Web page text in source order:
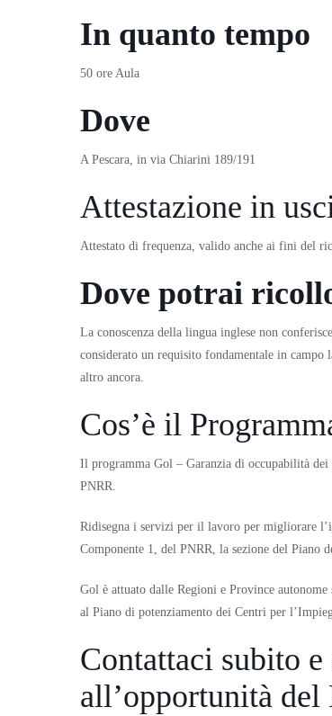
In quanto tempo
50 ore Aula
Dove
A Pescara, in via Chiarini 189/191
Attestazione in
Attestato di frequenza, valido anche ai fini del
Dove potrai
La conoscenza della lingua inglese non
considerato un requisito fondamentale in
altro ancora.
Cos’è il
Il programma Gol – Garanzia di occupabilità
PNRR.
Ridisegna i servizi per il lavoro per migliorare
Componente 1, del PNRR, la sezione del Piano
Gol è attuato dalle Regioni e Province
al Piano di potenziamento dei Centri per
Contattaci subito e
all’opportunità